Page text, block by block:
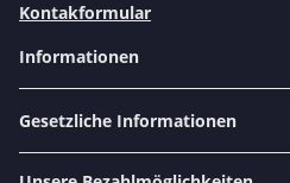
Kontakformular
Informationen
Gesetzliche Informationen